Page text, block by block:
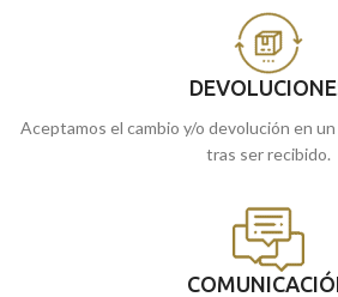
Aceptamos el cambio y/o devolución en un
tras ser recibido.